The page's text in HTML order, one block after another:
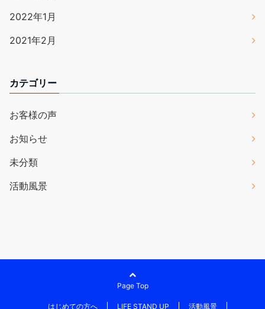
2022年1月
2021年2月
カテゴリー
お客様の声
お知らせ
未分類
活動風景
Page Top
はじめての方へ LIFE STAND UP 活動風景